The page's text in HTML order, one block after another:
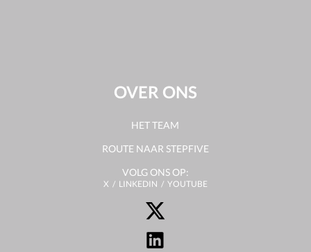
OVER ONS
HET TEAM
ROUTE NAAR STEPFIVE
VOLG ONS OP:
X LINKEDIN YOUTUBE